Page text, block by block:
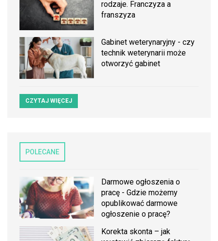
rodzaje. Franczyza a
franszyza
Gabinet weterynaryjny - czy
technik weterynarii może
otworzyć gabinet
CZYTAJ WIĘCEJ
POLECANE
Darmowe ogłoszenia o
pracę - Gdzie możemy
opublikować darmowe
ogłoszenie o pracę?
Korekta skonta – jak